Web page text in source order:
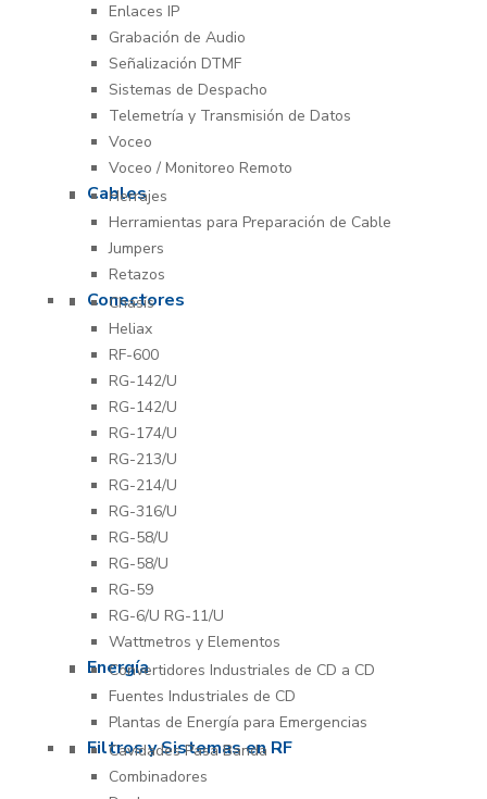
Enlaces IP
Grabación de Audio
Señalización DTMF
Sistemas de Despacho
Telemetría y Transmisión de Datos
Voceo
Voceo / Monitoreo Remoto
Cables
Herrajes
Herramientas para Preparación de Cable
Jumpers
Retazos
Conectores
Chasís
Heliax
RF-600
RG-142/U
RG-142/U
RG-174/U
RG-213/U
RG-214/U
RG-316/U
RG-58/U
RG-58/U
RG-59
RG-6/U RG-11/U
Wattmetros y Elementos
Energía
Convertidores Industriales de CD a CD
Fuentes Industriales de CD
Plantas de Energía para Emergencias
Filtros y Sistemas en RF
Cavidades Pasa Banda
Combinadores